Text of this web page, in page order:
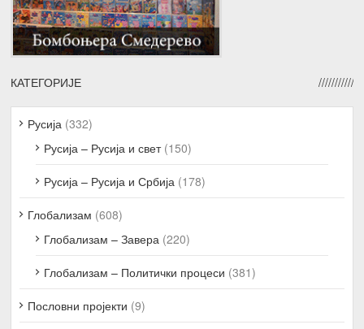
КАТЕГОРИЈЕ
Русија (332)
Русија – Русија и свет(150)
Русија – Русија и Србија (178)
Глобализам (608)
Глобализам – Завера (220)
Глобализам – Политички процеси (381)
Пословни пројекти (9)